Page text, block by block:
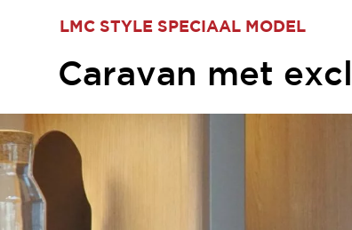
LMC STYLE SPECIAAL MODEL
Caravan met